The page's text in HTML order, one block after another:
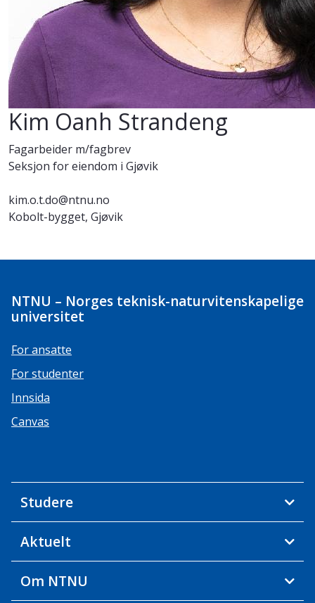
Kim Oanh Strandeng
Fagarbeider m/fagbrev
Seksjon for eiendom i Gjøvik
kim.o.t.do@ntnu.no
Kobolt-bygget, Gjøvik
NTNU – Norges teknisk-naturvitenskapelige
universitet
For ansatte
For studenter
Innsida
Canvas
Studere
Aktuelt
Om NTNU